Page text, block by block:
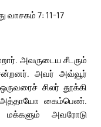
வாசகம் 7: 11-17
அவருடைய சீடரும்
அவர் அவ்வூர்
சிலர் தூக்கி
கைம்பெண்.
மக்களும் அவரோடு